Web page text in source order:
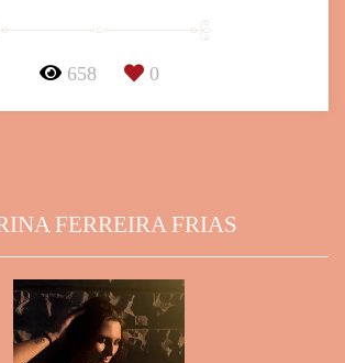
658 0
FERREIRA FRIAS